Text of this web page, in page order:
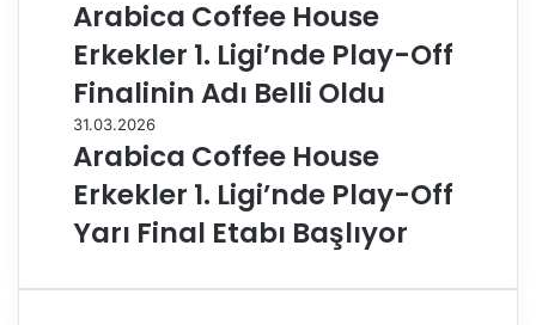
Arabica Coffee House
Erkekler 1. Ligi’nde Play-Off
Finalinin Adı Belli Oldu
31.03.2026
Arabica Coffee House
Erkekler 1. Ligi’nde Play-Off
Yarı Final Etabı Başlıyor